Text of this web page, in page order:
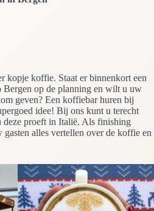
kopje koffie. Staat er binnenkort een
Bergen op de planning en wilt u uw
geven? Een koffiebar huren bij
idee! Bij ons kunt u terecht
deze proeft in Italië. Als finishing
gasten alles vertellen over de koffie en